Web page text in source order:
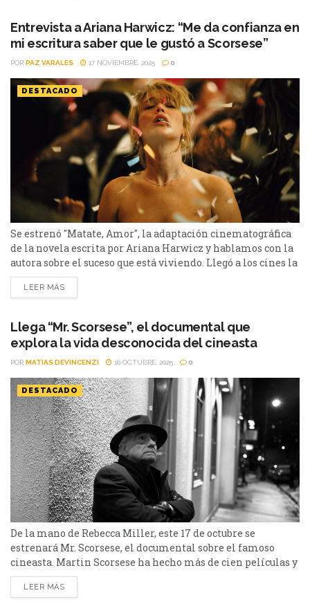
fue fácil...
Entrevista a Ariana Harwicz: “Me da confianza en
mi escritura saber que le gustó a Scorsese”
POR PAZ VARALES 17 NOVIEMBRE, 2025 0
DESTACADO
Se estrenó "Matate, Amor", la adaptación cinematográfica
de la novela escrita por Ariana Harwicz y hablamos con la
autora sobre el suceso que está viviendo. Llegó a los cines la
adaptación de "Matate, Amor", la novela argentina que fue
leída, elegida y producida por el legendario director
Lawrence para que la...
LEER MÁS
Llega “Mr. Scorsese”, el documental que
explora la vida desconocida del cineasta
POR MATIAS DEVINCENZI 16 OCTUBRE, 2025 0
DESTACADO
De la mano de Rebecca Miller, este 17 de octubre se
estrenará Mr. Scorsese, el documental sobre el famoso
cineasta. Martin Scorsese ha hecho más de cien películas y
es, sin lugar a dudas, uno de los grandes directores de la
historia del cine, no solo de la actualidad. Comenzó su
LEER MÁS